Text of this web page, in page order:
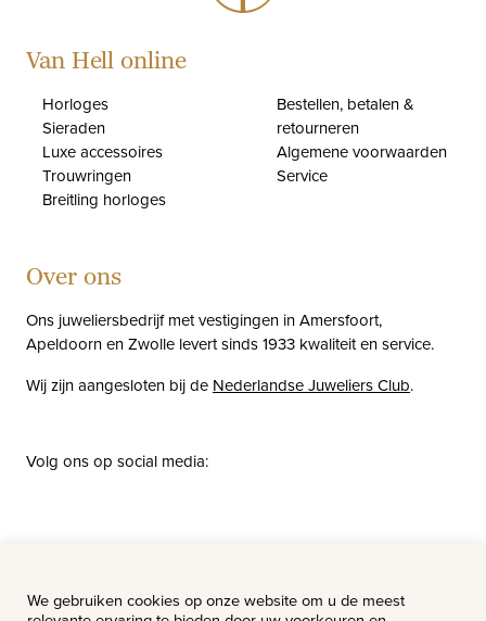
Van Hell online
Horloges
Sieraden
Luxe accessoires
Trouwringen
Breitling horloges
Bestellen, betalen &
retourneren
Algemene voorwaarden
Service
Over ons
Ons juweliersbedrijf met vestigingen in Amersfoort,
Apeldoorn en Zwolle levert sinds 1933 kwaliteit en service.
Wij zijn aangesloten bij de Nederlandse Juweliers Club.
Volg ons op social media:
Vacatures
We gebruiken cookies op onze website om u de meest